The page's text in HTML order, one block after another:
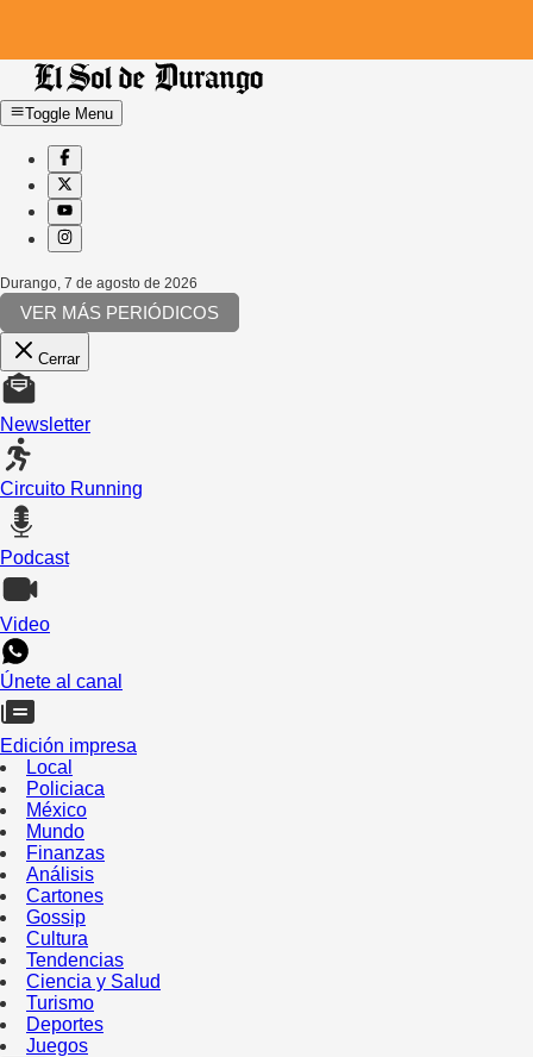
Toggle Menu
Durango 7 de agosto de 2026
VER MÁS PERIÓDICOS
Cerrar
Newsletter
Circuito Running
Podcast
Video
Únete al canal
Edición impresa
Local
Policiaca
México
Mundo
Finanzas
Análisis
Cartones
Gossip
Cultura
Tendencias
Ciencia y Salud
Turismo
Deportes
Juegos